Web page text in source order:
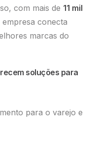
com mais de 11 mil
empresa conecta
marcas do
soluções para
para o varejo e